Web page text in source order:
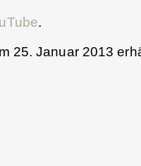
.
25. Januar 2013